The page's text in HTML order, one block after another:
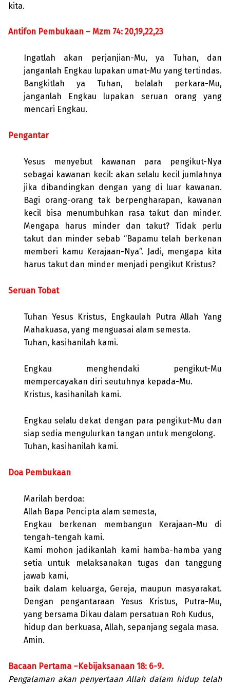
kita.
Antifon Pembukaan – Mzm 74: 20,19,22,23
Ingatlah akan perjanjian-Mu, ya Tuhan, dan
janganlah Engkau lupakan umat-Mu yang tertindas.
Bangkitlah ya Tuhan, belalah perkara-Mu,
janganlah Engkau lupakan seruan orang yang
mencari Engkau.
Pengantar
Yesus menyebut kawanan para pengikut-Nya
sebagai kawanan kecil: akan selalu kecil jumlahnya
jika dibandingkan dengan yang di luar kawanan.
Bagi orang-orang tak berpengharapan, kawanan
kecil bisa menumbuhkan rasa takut dan minder.
Mengapa harus minder dan takut? Tidak perlu
takut dan minder sebab “Bapamu telah berkenan
memberi kamu Kerajaan-Nya”. Jadi, mengapa kita
harus takut dan minder menjadi pengikut Kristus?
Seruan Tobat
Tuhan Yesus Kristus, Engkaulah Putra Allah Yang
Mahakuasa, yang menguasai alam semesta.
Tuhan, kasihanilah kami.
Engkau menghendaki pengikut-Mu
mempercayakan diri seutuhnya kepada-Mu.
Kristus, kasihanilah kami.
Engkau selalu dekat dengan para pengikut-Mu dan
siap sedia mengulurkan tangan untuk mengolong.
Tuhan, kasihanilah kami.
Doa Pembukaan
Marilah berdoa:
Allah Bapa Pencipta alam semesta,
Engkau berkenan membangun Kerajaan-Mu di
tengah-tengah kami.
Kami mohon jadikanlah kami hamba-hamba yang
setia untuk melaksanakan tugas dan tanggung
jawab kami,
baik dalam keluarga, Gereja, maupun masyarakat.
Dengan pengantaraan Yesus Kristus, Putra-Mu,
yang bersama Dikau dalam persatuan Roh Kudus,
hidup dan berkuasa, Allah, sepanjang segala masa.
Amin.
Bacaan Pertama –Kebijaksanaan 18: 6-9.
Pengalaman akan penyertaan Allah dalam hidup telah